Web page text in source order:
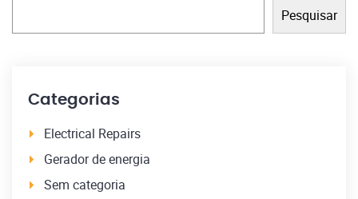
Pesquisar
Categorias
Electrical Repairs
Gerador de energia
Sem categoria